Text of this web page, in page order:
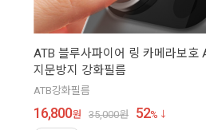
ATB 블루사파이어 링 카메라보호
지문방지 강화필름
ATB강화필름
16,800원 35,000원 52%